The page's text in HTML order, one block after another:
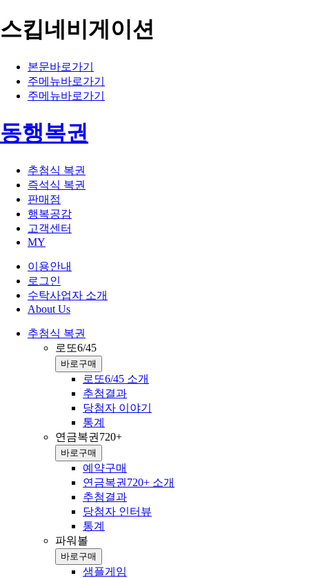
스킵네비게이션
본문바로가기
주메뉴바로가기
주메뉴바로가기
동행복권
추첨식 복권
즉석식 복권
판매점
행복공감
고객센터
MY
이용안내
로그인
수탁사업자 소개
About Us
추첨식 복권
로또6/45
바로구매
로또6/45 소개
추첨결과
당첨자 이야기
통계
연금복권720+
바로구매
예약구매
연금복권720+ 소개
추첨결과
당첨자 인터뷰
통계
파워볼
바로구매
샘플게임